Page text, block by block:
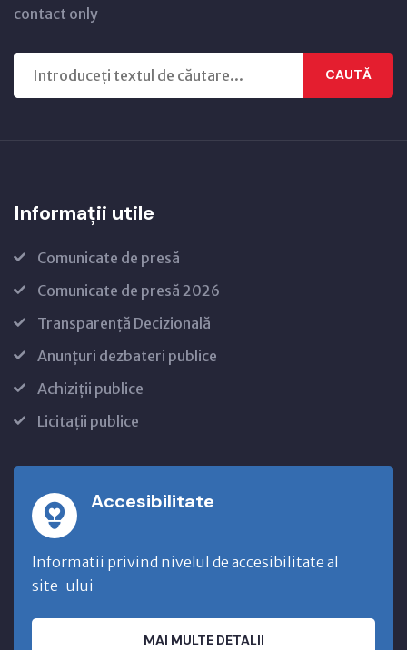
contact only
CAUTĂ
Informații utile
Comunicate de presă
Comunicate de presă 2026
Transparență Decizională
Anunțuri dezbateri publice
Achiziții publice
Licitații publice
Accesibilitate
Informatii privind nivelul de accesibilitate al
site-ului
MAI MULTE DETALII